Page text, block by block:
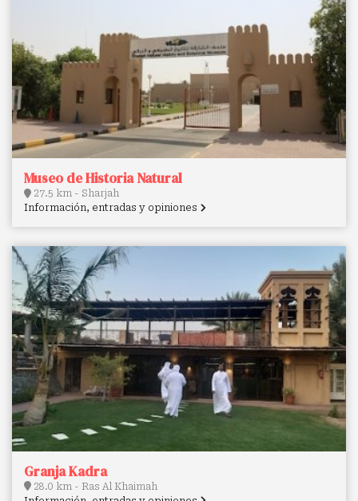
Museo de Historia Natural
27.5 km - Sharjah
Información, entradas y opiniones
Granja Kadra
28.0 km - Ras Al Khaimah